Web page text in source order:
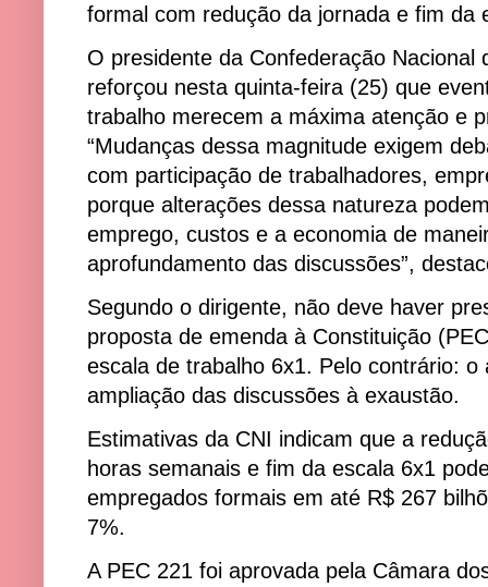
formal com redução da jornada e fim da
O presidente da Confederação
reforçou nesta quinta-feira (25) que
trabalho merecem a máxima atenção e
“Mudanças dessa magnitude exigem
com participação de trabalhadores,
porque alterações dessa natureza
emprego, custos e a economia de
aprofundamento das discussões”,
Segundo o dirigente, não deve haver
proposta de emenda à Constituição
escala de trabalho 6x1. Pelo contrário:
ampliação das discussões à exaustão.
Estimativas da CNI indicam que a
horas semanais e fim da escala 6x1
empregados formais em até R$ 267
7%.
A PEC 221 foi aprovada pela Câmara